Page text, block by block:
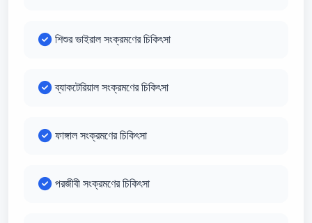
শিশুর ভাইরাল সংক্রমণের চিকিৎসা
ব্যাকটেরিয়াল সংক্রমণের চিকিৎসা
ফাঙ্গাল সংক্রমণের চিকিৎসা
পরজীবী সংক্রমণের চিকিৎসা